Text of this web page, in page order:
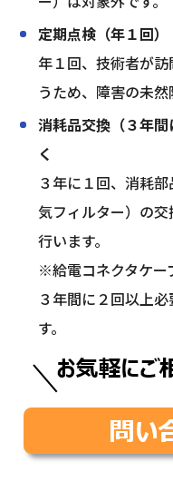
定期点検（年１回）
年１回、技術者が
うため、障害の未然
消耗品交換（３年
く
３年に１回、消耗
気フィルター）の
行います。
※給電コネクタケー
３年間に２回以上
す。